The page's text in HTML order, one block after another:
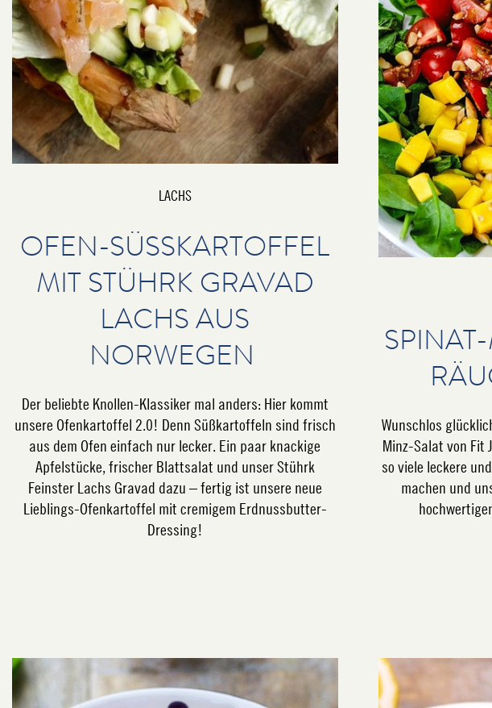
Wunschlos
Minz-Salat von Fit
so viele leckere
machen und
LACHS
OFEN-SÜSSKARTOFFEL M
IT STÜHRK GRAVAD L
ACHS AUS N
ORWEGEN
Der beliebte Knollen-Klassiker mal anders: Hier kommt
unsere Ofenkartoffel 2.0! Denn Süßkartoffeln sind frisch
aus dem Ofen einfach nur lecker. Ein paar knackige
Apfelstücke, frischer Blattsalat und unser Stührk
Feinster Lachs Gravad dazu – fertig ist unsere neue
Lieblings-Ofenkartoffel mit cremigem Erdnussbutter-
Dressing!